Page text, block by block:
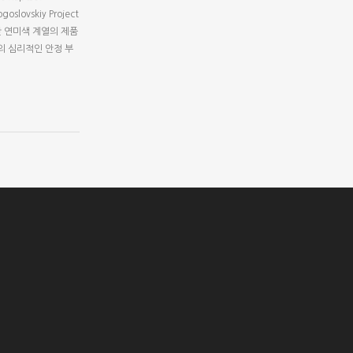
Project
미색 계열의 제품
심리적인 안정 부